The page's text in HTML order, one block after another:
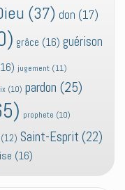
(37) don (17)
grâce (16) guérison
jugement (11)
(10) pardon (25)
prophete (10)
(12) Saint-Esprit (22)
(16)